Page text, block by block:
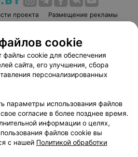
проекта
Размещение рекламы
соглашение
Способы оплаты
Партнеры
руководителю 103.by
персональных данных
cookie
файлы cookie для обеспечения
сайта, его улучшения, сбора
персонализированных
параметры использования файлов
согласие в более позднее время.
информации о целях,
файлов cookie вы
с нашей Политикой обработки